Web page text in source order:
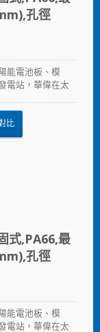
孔徑
能電池板、模
電站，華偉在太
質與價格的解決
更可靠的PA12原
延長產品使用壽
比
式,PA66,最
孔徑
能電池板、模
電站，華偉在太